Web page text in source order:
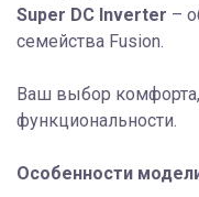
Super DC Inverter –
семейства Fusion.
Ваш выбор
функциональности.
Особенности